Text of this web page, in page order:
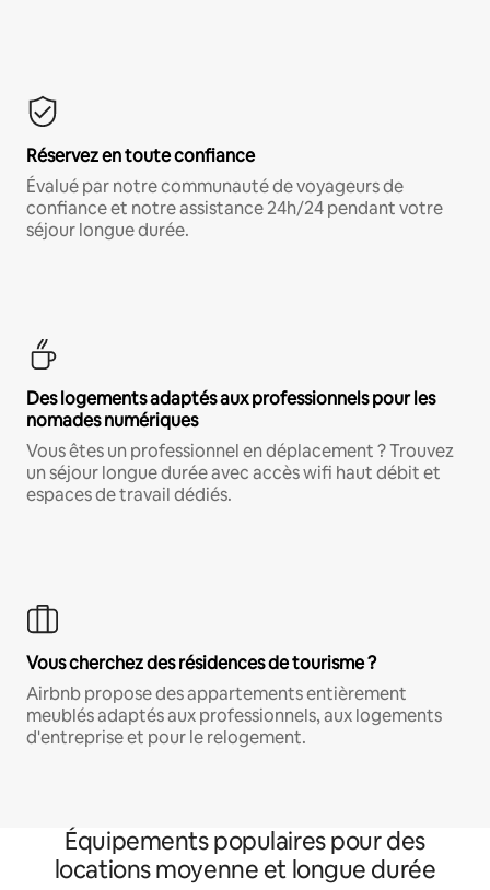
Réservez en toute confiance
Évalué par notre communauté de voyageurs de
confiance et notre assistance 24h/24 pendant votre
séjour longue durée.
Des logements adaptés aux professionnels pour les
nomades numériques
Vous êtes un professionnel en déplacement ? Trouvez
un séjour longue durée avec accès wifi haut débit et
espaces de travail dédiés.
Vous cherchez des résidences de tourisme ?
Airbnb propose des appartements entièrement
meublés adaptés aux professionnels, aux logements
d'entreprise et pour le relogement.
Équipements populaires pour des
locations moyenne et longue durée